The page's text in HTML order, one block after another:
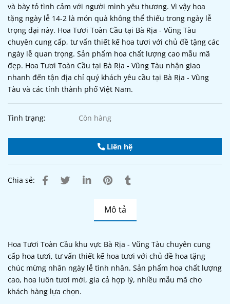
và bày tỏ tình cảm với người mình yêu thương. Vì vậy hoa
tặng ngày lễ 14-2 là món quà không thể thiếu trong ngày lễ
trọng đại này. Hoa Tươi Toàn Cầu tại Bà Rịa - Vũng Tàu
chuyên cung cấp, tư vấn thiết kế hoa tươi với chủ đề tặng các
ngày lễ quan trọng. Sản phẩm hoa chất lượng cao mẫu mã
đẹp. Hoa Tươi Toàn Cầu tại Bà Rịa - Vũng Tàu nhận giao
nhanh đến tận địa chỉ quý khách yêu cầu tại Bà Rịa - Vũng
Tàu và các tỉnh thành phố Việt Nam.
Tình trạng: Còn hàng
Liên hệ
Chia sẻ:
Mô tả
Hoa Tươi Toàn Cầu khu vực Bà Rịa - Vũng Tàu chuyên cung
cấp hoa tươi, tư vấn thiết kế hoa tươi với chủ đề hoa tặng
chúc mừng nhân ngày lễ tình nhân. Sản phẩm hoa chất lượng
cao, hoa luôn tươi mới, gia cả hợp lý, nhiều mẫu mã cho
khách hàng lựa chọn.